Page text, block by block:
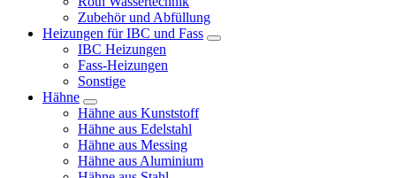
Zubehör und Abfüllung
Heizungen für IBC und Fass
IBC Heizungen
Fass-Heizungen
Sonstige
Hähne
Hähne aus Kunststoff
Hähne aus Edelstahl
Hähne aus Messing
Hähne aus Aluminium